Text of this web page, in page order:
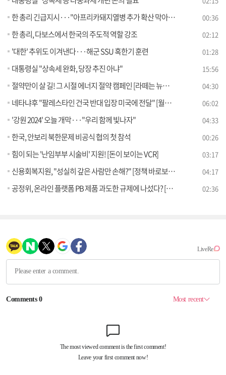
한 총리 긴급지시···"아프리카돼지열병 추가 확산 막아야" 00:36
한 총리, 다보스에서 한국의 주도적 역할 강조 02:12
'대한' 추위도 이겨낸다···해군 SSU 혹한기 훈련 01:28
대통령실 "상속세 완화, 당장 추진 아냐" 15:56
절약만이 살 길! 그 시절 에너지 절약 캠페인 [라떼는 뉴우스] 04:30
네타냐후 "팔레스타인 건국 반대 입장 미국에 전달" [월드 투데이] 06:02
'강원 2024' 오늘 개막···"우리 함께 빛나자" 04:33
한국, 안보리 북한문제 비공식 협의 첫 참석 00:26
힘이 되는 '난임부부 시술비' 지원! [돈이 보이는 VCR] 03:17
신용회복지원, "성실히 갚은 사람만 손해?" [정책 바로보기] 04:17
공정위, 온라인 플랫폼 PB 제품 과도한 규제에 나섰다? [정책 바로보기] 02:36